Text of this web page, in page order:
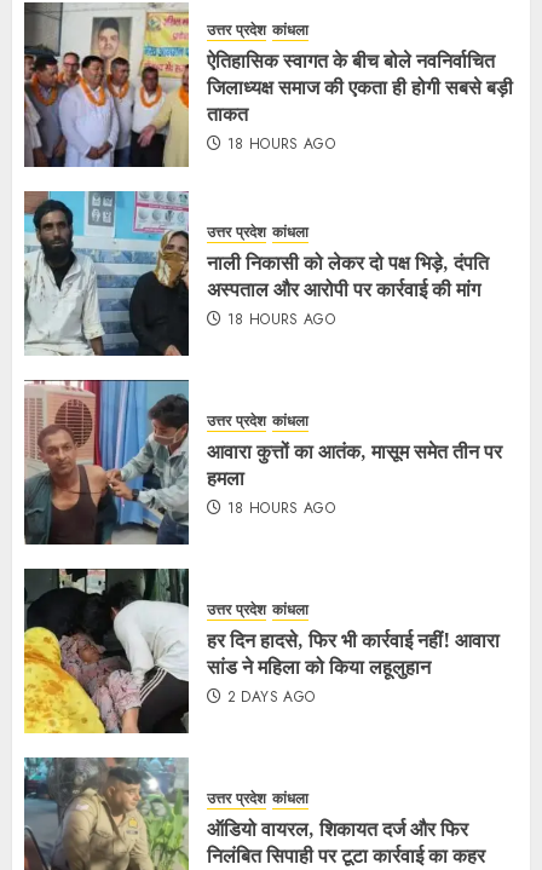
उत्तर प्रदेश कांधला
ऐतिहासिक स्वागत के बीच बोले नवनिर्वाचित
जिलाध्यक्ष समाज की एकता ही होगी सबसे बड़ी
ताकत
18 HOURS AGO
उत्तर प्रदेश कांधला
नाली निकासी को लेकर दो पक्ष भिड़े, दंपति
अस्पताल और आरोपी पर कार्रवाई की मांग
18 HOURS AGO
उत्तर प्रदेश कांधला
आवारा कुत्तों का आतंक, मासूम समेत तीन पर
हमला
18 HOURS AGO
उत्तर प्रदेश कांधला
हर दिन हादसे, फिर भी कार्रवाई नहीं! आवारा
सांड ने महिला को किया लहूलुहान
2 DAYS AGO
उत्तर प्रदेश कांधला
ऑडियो वायरल, शिकायत दर्ज और फिर
निलंबित सिपाही पर टूटा कार्रवाई का कहर